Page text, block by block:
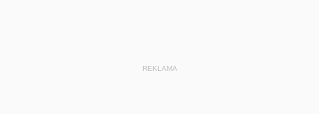
REKLAMA